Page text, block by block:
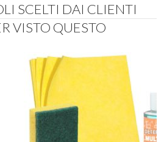
SCELTI DAI CLIENTI
VISTO QUESTO